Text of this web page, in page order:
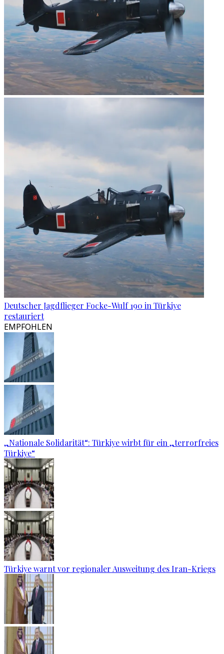
Deutscher Jagdflieger Focke-Wulf 190 in Türkiye
restauriert
EMPFOHLEN
„Nationale Solidarität“: Türkiye wirbt für ein „terrorfreies
Türkiye“
Türkiye warnt vor regionaler Ausweitung des Iran-Kriegs